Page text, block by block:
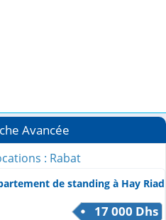
Avancée
: Rabat
de standing à Hay Riad
17 000 Dhs